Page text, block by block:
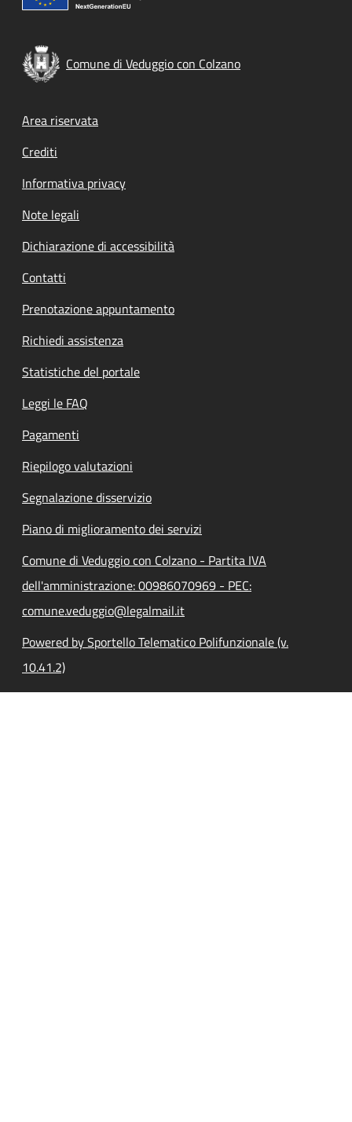
Comune di Veduggio con Colzano
Footer menu
Area riservata
Crediti
Informativa privacy
Note legali
Dichiarazione di accessibilità
Contatti
Prenotazione appuntamento
Richiedi assistenza
Statistiche del portale
Leggi le FAQ
Pagamenti
Riepilogo valutazioni
Segnalazione disservizio
Piano di miglioramento dei servizi
Comune di Veduggio con Colzano - Partita IVA
dell'amministrazione: 00986070969 - PEC:
comune.veduggio@legalmail.it
Powered by Sportello Telematico Polifunzionale (v.
10.41.2)